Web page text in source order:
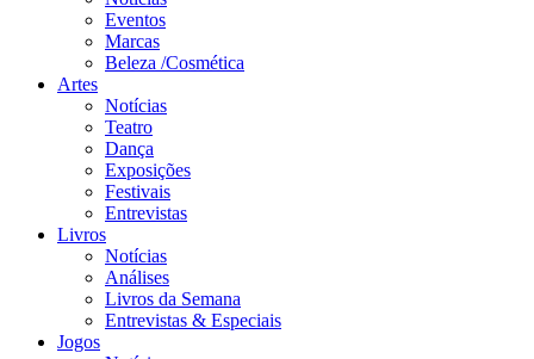
Eventos
Marcas
Beleza /Cosmética
Artes
Notícias
Teatro
Dança
Exposições
Festivais
Entrevistas
Livros
Notícias
Análises
Livros da Semana
Entrevistas & Especiais
Jogos